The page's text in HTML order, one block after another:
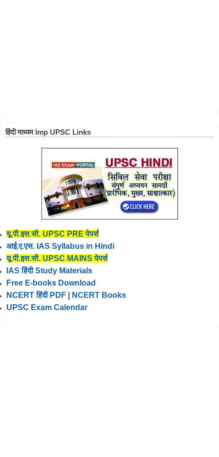
हिंदी माध्यम Imp UPSC Links
यू.पी.इस.सी. UPSC PRE पेपर्स
आई.ए.एस. IAS Syllabus in Hindi
यू.पी.इस.सी. UPSC MAINS पेपर्स
IAS हिंदी Study Materials
Free E-books Download
NCERT हिंदी PDF
NCERT Books
UPSC Exam Calendar